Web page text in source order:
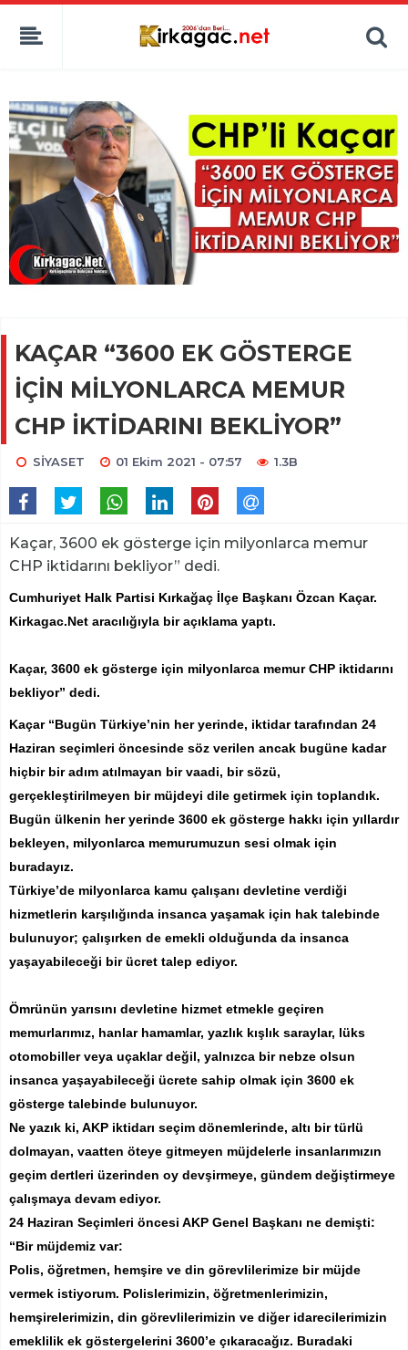
KAÇAR “3600 EK GÖSTERGE
İÇİN MİLYONLARCA MEMUR
CHP İKTİDARINI BEKLİYOR”
SİYASET 01 Ekim 2021 - 07:57 1.3B
Kaçar, 3600 ek gösterge için milyonlarca memur
CHP iktidarını bekliyor” dedi.
Cumhuriyet Halk Partisi Kırkağaç İlçe Başkanı Özcan Kaçar.
Kirkagac.Net aracılığıyla bir açıklama yaptı.
Kaçar, 3600 ek gösterge için milyonlarca memur CHP iktidarını
bekliyor” dedi.
Kaçar “Bugün Türkiye’nin her yerinde, iktidar tarafından 24
Haziran seçimleri öncesinde söz verilen ancak bugüne kadar
hiçbir bir adım atılmayan bir vaadi, bir sözü,
gerçekleştirilmeyen bir müjdeyi dile getirmek için toplandık.
Bugün ülkenin her yerinde 3600 ek gösterge hakkı için yıllardır
bekleyen, milyonlarca memurumuzun sesi olmak için
buradayız.
Türkiye’de milyonlarca kamu çalışanı devletine verdiği
hizmetlerin karşılığında insanca yaşamak için hak talebinde
bulunuyor; çalışırken de emekli olduğunda da insanca
yaşayabileceği bir ücret talep ediyor.
Ömrünün yarısını devletine hizmet etmekle geçiren
memurlarımız, hanlar hamamlar, yazlık kışlık saraylar, lüks
otomobiller veya uçaklar değil, yalnızca bir nebze olsun
insanca yaşayabileceği ücrete sahip olmak için 3600 ek
gösterge talebinde bulunuyor.
Ne yazık ki, AKP iktidarı seçim dönemlerinde, altı bir türlü
dolmayan, vaatten öteye gitmeyen müjdelerle insanlarımızın
geçim dertleri üzerinden oy devşirmeye, gündem değiştirmeye
çalışmaya devam ediyor.
24 Haziran Seçimleri öncesi AKP Genel Başkanı ne demişti:
“Bir müjdemiz var:
Polis, öğretmen, hemşire ve din görevlilerimize bir müjde
vermek istiyorum. Polislerimizin, öğretmenlerimizin,
hemşirelerimizin, din görevlilerimizin ve diğer idarecilerimizin
emeklilik ek göstergelerini 3600’e çıkaracağız. Buradaki